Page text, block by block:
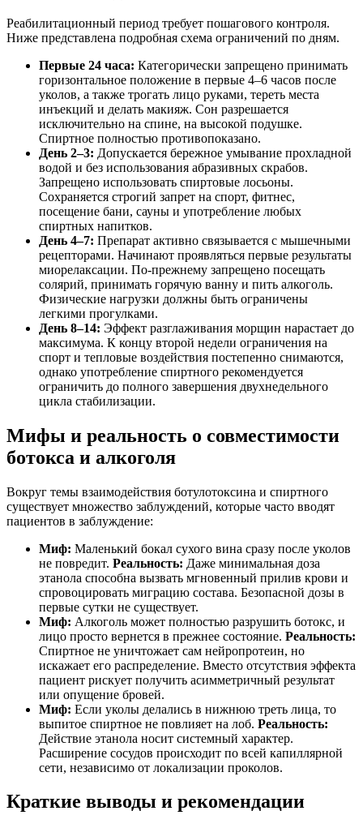
Реабилитационный период требует пошагового контроля.
Ниже представлена подробная схема ограничений по дням.
Первые 24 часа: Категорически запрещено принимать
горизонтальное положение в первые 4–6 часов после
уколов, а также трогать лицо руками, тереть места
инъекций и делать макияж. Сон разрешается
исключительно на спине, на высокой подушке.
Спиртное полностью противопоказано.
День 2–3: Допускается бережное умывание прохладной
водой и без использования абразивных скрабов.
Запрещено использовать спиртовые лосьоны.
Сохраняется строгий запрет на спорт, фитнес,
посещение бани, сауны и употребление любых
спиртных напитков.
День 4–7: Препарат активно связывается с мышечными
рецепторами. Начинают проявляться первые результаты
миорелаксации. По-прежнему запрещено посещать
солярий, принимать горячую ванну и пить алкоголь.
Физические нагрузки должны быть ограничены
легкими прогулками.
День 8–14: Эффект разглаживания морщин нарастает до
максимума. К концу второй недели ограничения на
спорт и тепловые воздействия постепенно снимаются,
однако употребление спиртного рекомендуется
ограничить до полного завершения двухнедельного
цикла стабилизации.
Мифы и реальность о совместимости
ботокса и алкоголя
Вокруг темы взаимодействия ботулотоксина и спиртного
существует множество заблуждений, которые часто вводят
пациентов в заблуждение:
Миф: Маленький бокал сухого вина сразу после уколов
не повредит. Реальность: Даже минимальная доза
этанола способна вызвать мгновенный прилив крови и
спровоцировать миграцию состава. Безопасной дозы в
первые сутки не существует.
Миф: Алкоголь может полностью разрушить ботокс, и
лицо просто вернется в прежнее состояние. Реальность:
Спиртное не уничтожает сам нейропротеин, но
искажает его распределение. Вместо отсутствия эффекта
пациент рискует получить асимметричный результат
или опущение бровей.
Миф: Если уколы делались в нижнюю треть лица, то
выпитое спиртное не повлияет на лоб. Реальность:
Действие этанола носит системный характер.
Расширение сосудов происходит по всей капиллярной
сети, независимо от локализации проколов.
Краткие выводы и рекомендации